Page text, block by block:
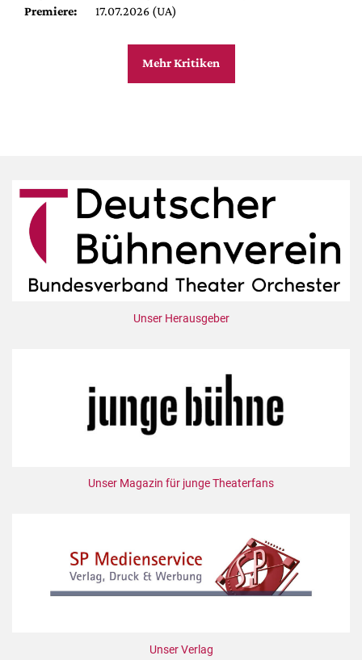
Premiere:
17.07.2026 (UA)
Mehr Kritiken
Unser Herausgeber
Unser Magazin für junge Theaterfans
Unser Verlag